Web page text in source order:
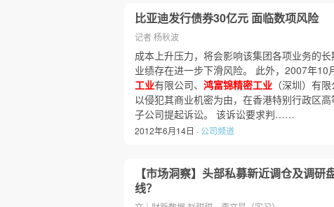
比亚迪发行债券30亿元 面临数项风险
记者 杨秋波
成本上升压力，将会影响该集团各项业务的
业绩存在进一步下滑风险。 此外，2007年10
工业有限公司、 鸿富锦精密工业 （深圳）有
以侵犯其商业机密为由，在香港特别行政区
子公司提起诉讼。 该诉讼要求判……
2012年6月14日 · 公司频道
【市场洞察】头部私募新近调仓及调研
线？